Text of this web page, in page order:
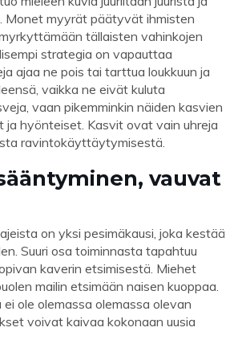
Monet myyrät päätyvät ihmisten
tällaisten vahinkojen
strategia on vapauttaa
ajaa ne pois tai tarttua loukkuun ja
vaikka ne eivät kuluta
vaan pikemminkin näiden kasvien
ja hyönteiset. Kasvit ovat vain uhreja
ravintokäyttäytymisestä.
vauvat
on yksi pesimäkausi, joka kestää
Suuri osa toiminnasta tapahtuu
kaverin etsimisestä. Miehet
mailin etsimään naisen kuoppaa.
ei ole olemassa olemassa olevan
voivat kaivaa kokonaan uusia